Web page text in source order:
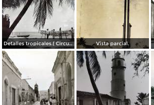
Detalles tropicales.( Circulada el 11 de Octubre de 1944 ). Vista parcial.